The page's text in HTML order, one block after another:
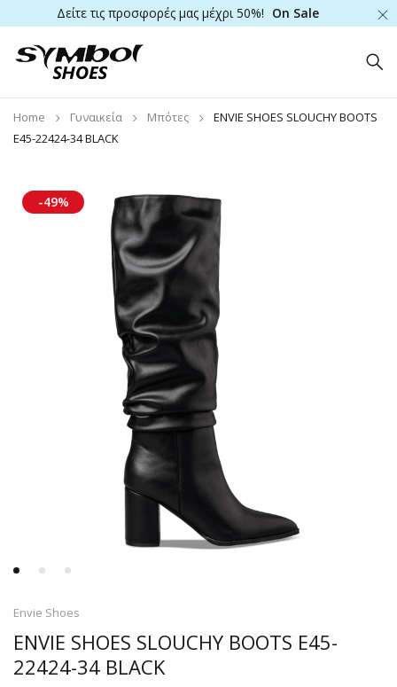
Δείτε τις προσφορές μας μέχρι 50%! On Sale
Home Γυναικεία Μπότες
ENVIE SHOES SLOUCHY BOOTS
E45-22424-34 BLACK
-49%
Envie Shoes
ENVIE SHOES SLOUCHY BOOTS E45-
22424-34 BLACK